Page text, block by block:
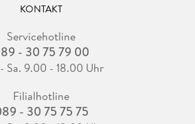
KONTAKT
Servicehotline
- 30 75 79 00
Sa. 9.00 - 18.00 Uhr
Filialhotline
- 30 75 75 75